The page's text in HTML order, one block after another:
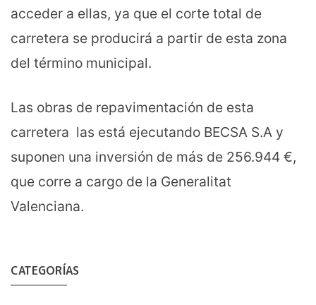
acceder a ellas, ya que el corte total de
carretera se producirá a partir de esta zona
del término municipal.
Las obras de repavimentación de esta
carretera las está ejecutando BECSA S.A y
suponen una inversión de más de 256.944 €,
que corre a cargo de la Generalitat
Valenciana.
CATEGORÍAS